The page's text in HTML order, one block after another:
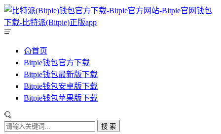
首页
Bitpie钱包官方下载
Bitpie钱包最新版下载
Bitpie钱包安卓版下载
Bitpie钱包苹果版下载
搜 索